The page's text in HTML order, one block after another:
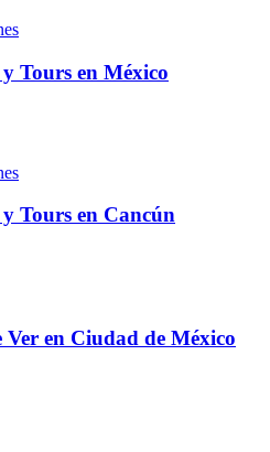
Tours en México
Tours en Cancún
en Ciudad de México